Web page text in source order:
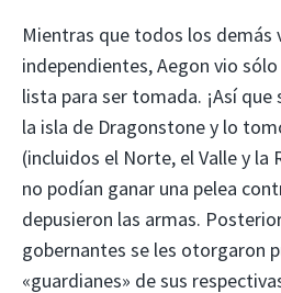
Mientras que todos los demás
independientes, Aegon vio
lista para ser tomada. ¡Así que
la isla de Dragonstone y lo
(incluidos el Norte, el Valle y la
no podían ganar una pelea
depusieron las armas.
gobernantes se les otorgaron
«guardianes» de sus